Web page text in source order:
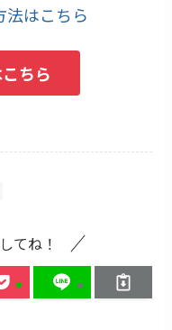
法はこちら
ちら
てね！